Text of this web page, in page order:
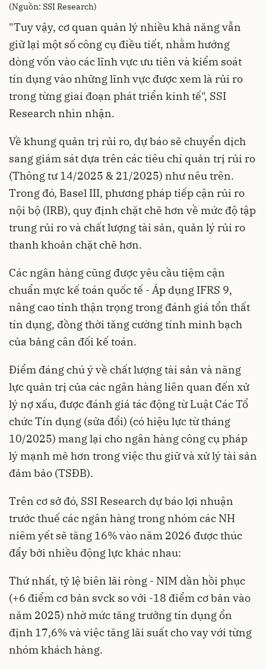
(Nguồn: SSI Research)
"Tuy vậy, cơ quan quản lý nhiều khả năng vẫn
giữ lại một số công cụ điều tiết, nhằm hướng
dòng vốn vào các lĩnh vực ưu tiên và kiểm soát
tín dụng vào những lĩnh vực được xem là rủi ro
trong từng giai đoạn phát triển kinh tế", SSI
Research nhìn nhận.
Về khung quản trị rủi ro, dự báo sẽ chuyển dịch
sang giám sát dựa trên các tiêu chí quản trị rủi ro
(Thông tư 14/2025 & 21/2025) như nêu trên.
Trong đó, Basel III, phương pháp tiếp cận rủi ro
nội bộ (IRB), quy định chặt chẽ hơn về mức độ tập
trung rủi ro và chất lượng tài sản, quản lý rủi ro
thanh khoản chặt chẽ hơn.
Các ngân hàng cũng được yêu cầu tiệm cận
chuẩn mực kế toán quốc tế - Áp dụng IFRS 9,
nâng cao tính thận trọng trong đánh giá tổn thất
tín dụng, đồng thời tăng cường tính minh bạch
của bảng cân đối kế toán.
Điểm đáng chú ý về chất lượng tài sản và năng
lực quản trị của các ngân hàng liên quan đến xử
lý nợ xấu, được đánh giá tác động từ Luật Các Tổ
chức Tín dụng (sửa đổi) (có hiệu lực từ tháng
10/2025) mang lại cho ngân hàng công cụ pháp
lý mạnh mẽ hơn trong việc thu giữ và xử lý tài sản
đảm bảo (TSĐB).
Trên cơ sở đó, SSI Research dự báo lợi nhuận
trước thuế các ngân hàng trong nhóm các NH
niêm yết sẽ tăng 16% vào năm 2026 được thúc
đẩy bởi nhiều động lực khác nhau:
Thứ nhất, tỷ lệ biên lãi ròng - NIM dần hồi phục
(+6 điểm cơ bản svck so với -18 điểm cơ bản vào
năm 2025) nhờ mức tăng trưởng tín dụng ổn
định 17,6% và việc tăng lãi suất cho vay với từng
nhóm khách hàng.